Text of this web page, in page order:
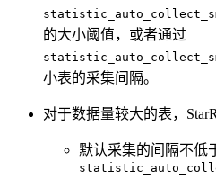
的大小阈值，或者通过
小表的采集间隔。
对于数据量较大的表，
默认采集的间隔不低